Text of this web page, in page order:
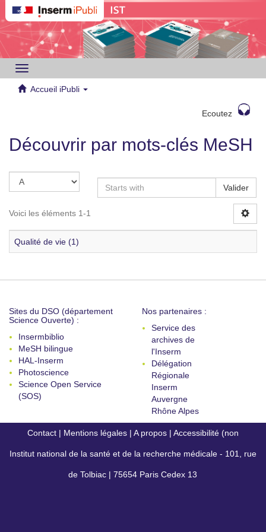
Toggle
navigation
Accueil iPubli
Ecoutez
Découvrir par mots-clés MeSH
Valider
Voici les éléments 1-1
Qualité de vie (1)
Sites du DSO (département
Science Ouverte) :
Insermbiblio
MeSH bilingue
HAL-Inserm
Photoscience
Science Open Service
(SOS)
Nos partenaires :
Service des
archives de
l'Inserm
Délégation
Régionale
Inserm
Auvergne
Rhône Alpes
Contact | Mentions légales | A propos | Accessibilité (non
conforme)
Institut national de la santé et de la recherche médicale - 101, rue
de Tolbiac | 75654 Paris Cedex 13